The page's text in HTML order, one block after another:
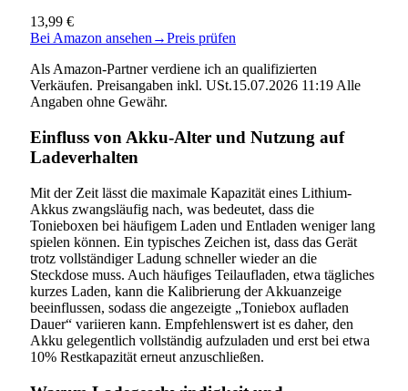
13,99 €
Bei Amazon ansehen →Preis prüfen
Als Amazon-Partner verdiene ich an qualifizierten
Verkäufen. Preisangaben inkl. USt.15.07.2026 11:19 Alle
Angaben ohne Gewähr.
Einfluss von Akku-Alter und Nutzung auf
Ladeverhalten
Mit der Zeit lässt die maximale Kapazität eines Lithium-
Akkus zwangsläufig nach, was bedeutet, dass die
Tonieboxen bei häufigem Laden und Entladen weniger lang
spielen können. Ein typisches Zeichen ist, dass das Gerät
trotz vollständiger Ladung schneller wieder an die
Steckdose muss. Auch häufiges Teilaufladen, etwa tägliches
kurzes Laden, kann die Kalibrierung der Akkuanzeige
beeinflussen, sodass die angezeigte „Toniebox aufladen
Dauer“ variieren kann. Empfehlenswert ist es daher, den
Akku gelegentlich vollständig aufzuladen und erst bei etwa
10% Restkapazität erneut anzuschließen.